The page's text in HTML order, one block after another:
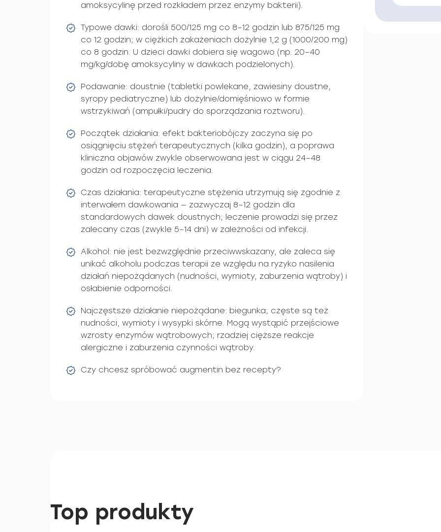
amoksycylinę przed rozkładem przez enzymy bakterii).
Typowe dawki: dorośli 500/125 mg co 8–12 godzin lub 875/125 mg
co 12 godzin; w ciężkich zakażeniach dożylnie 1,2 g (1000/200 mg)
co 8 godzin. U dzieci dawki dobiera się wagowo (np. 20–40
mg/kg/dobę amoksycyliny w dawkach podzielonych).
Podawanie: doustnie (tabletki powlekane, zawiesiny doustne,
syropy pediatryczne) lub dożylnie/domięśniowo w formie
wstrzykiwań (ampułki/pudry do sporządzania roztworu).
Początek działania: efekt bakteriobójczy zaczyna się po
osiągnięciu stężeń terapeutycznych (kilka godzin), a poprawa
kliniczna objawów zwykle obserwowana jest w ciągu 24–48
godzin od rozpoczęcia leczenia.
Czas działania: terapeutyczne stężenia utrzymują się zgodnie z
interwałem dawkowania — zazwyczaj 8–12 godzin dla
standardowych dawek doustnych; leczenie prowadzi się przez
zalecany czas (zwykle 5–14 dni) w zależności od infekcji.
Alkohol: nie jest bezwzględnie przeciwwskazany, ale zaleca się
unikać alkoholu podczas terapii ze względu na ryzyko nasilenia
działań niepożądanych (nudności, wymioty, zaburzenia wątroby) i
osłabienie odporności.
Najczęstsze działanie niepożądane: biegunka; częste są też
nudności, wymioty i wysypki skórne. Mogą wystąpić przejściowe
wzrosty enzymów wątrobowych; rzadziej cięższe reakcje
alergiczne i zaburzenia czynności wątroby.
Czy chcesz spróbować augmentin bez recepty?
Top produkty